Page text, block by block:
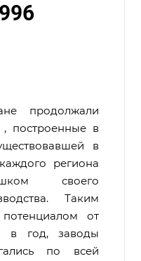
продолжали
построенные в
в
региона
своего
Таким
от
в год, заводы
по всей